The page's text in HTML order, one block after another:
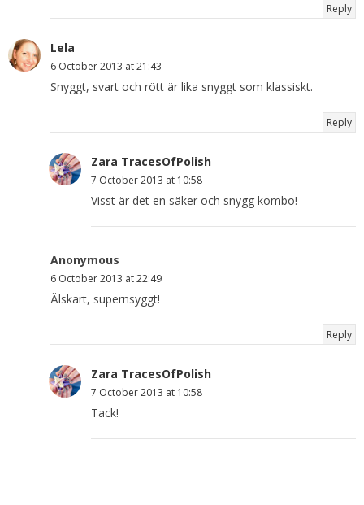
Reply
Lela
6 October 2013 at 21:43
Snyggt, svart och rött är lika snyggt som klassiskt.
Reply
Zara TracesOfPolish
7 October 2013 at 10:58
Visst är det en säker och snygg kombo!
Anonymous
6 October 2013 at 22:49
Älskart, supernsyggt!
Reply
Zara TracesOfPolish
7 October 2013 at 10:58
Tack!